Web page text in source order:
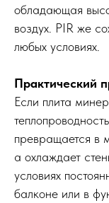
обладающая
воздух. PIR же
любых условиях.
Практический
Если плита
превращается в
а охлаждает
условиях
балконе или в